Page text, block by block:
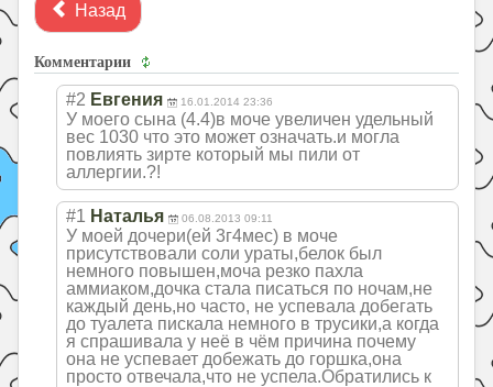
Назад
Комментарии
#2 Евгения 16.01.2014 23:36
У моего сына (4.4)в моче увеличен удельный
вес 1030 что это может означать.и могла
повлиять зирте который мы пили от
аллергии.?!
#1 Наталья 06.08.2013 09:11
У моей дочери(ей 3г4мес) в моче
присутствовали соли ураты,белок был
немного повышен,моча резко пахла
аммиаком,дочка стала писаться по ночам,не
каждый день,но часто, не успевала добегать
до туалета пискала немного в трусики,а когда
я спрашивала у неё в чём причина почему
она не успевает добежать до горшка,она
просто отвечала,что не успела.Обратились к